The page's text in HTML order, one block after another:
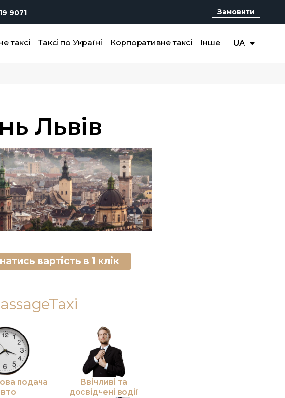
9071 Замовити
таксі Таксі по Україні Корпоративне таксі Інше UA
EN
Львів
вартість в 1 клік
подача
Ввічливі та
досвідчені водії